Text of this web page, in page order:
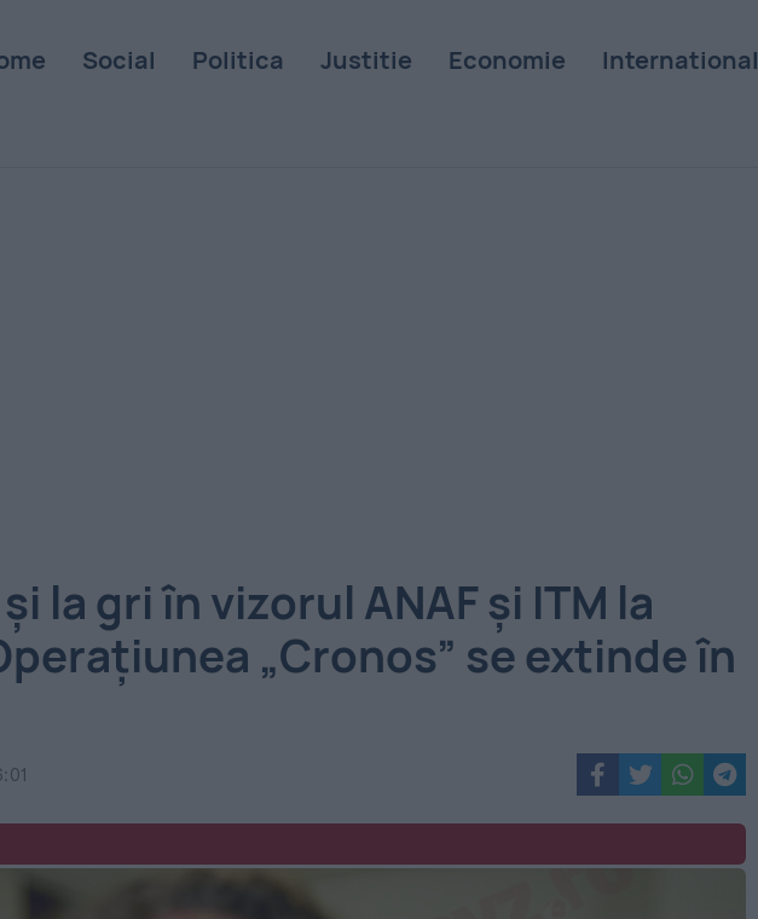
Social Politica Justitie Economie International
la gri în vizorul ANAF și ITM la
„Cronos” se extinde în